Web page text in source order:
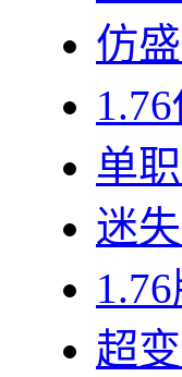
仿
单
迷
超